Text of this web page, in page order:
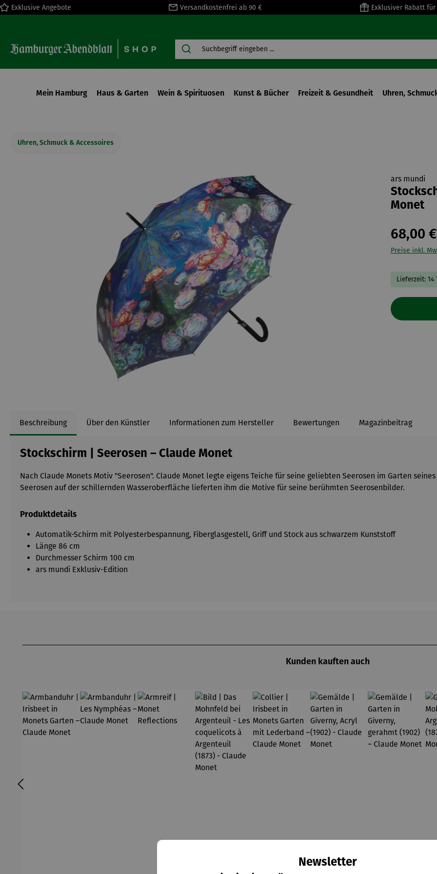
Zur Hauptnavigation springen
Exklusive Angebote Versandkostenfrei ab 90 € Exklusiver Rabatt
Mein Hamburg Haus & Garten Wein & Spirituosen Kunst & Bücher Freizeit & Gesundheit Uhren,
Uhren, Schmuck & Accessoires
ars mundi
Monet
68,00 €
Preise inkl.
Lieferzeit: 14
Beschreibung Über den Künstler Informationen zum Hersteller Bewertungen Magazinbeitrag
Stockschirm | Seerosen – Claude Monet
Nach Claude Monets Motiv "Seerosen". Claude Monet legte eigens Teiche für seine geliebten Seerosen im Garten
Seerosen auf der schillernden Wasseroberfläche lieferten ihm die Motive für seine berühmten Seerosenbilder.
Produktdetails
Automatik-Schirm mit Polyesterbespannung, Fiberglasgestell, Griff und Stock aus schwarzem Kunststoff
Länge 86 cm
Durchmesser Schirm 100 cm
ars mundi Exklusiv-Edition
Kunden kauften auch
Newsletter